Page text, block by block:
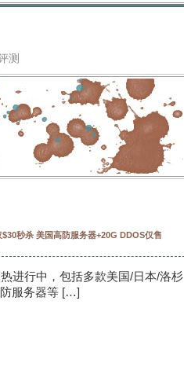
测
秒杀 美国高防服务器+20G DDOS仅售
进行中，包括多款美国/日本/洛杉
服务器等 […]